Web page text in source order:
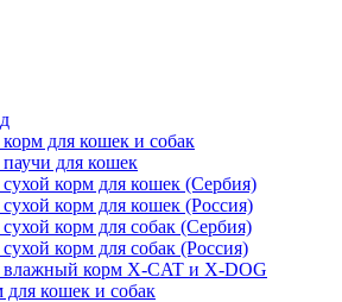
для кошек и собак
для кошек
корм для кошек (Сербия)
корм для кошек (Россия)
корм для собак (Сербия)
корм для собак (Россия)
влажный корм X-CAT и X-DOG
для кошек и собак